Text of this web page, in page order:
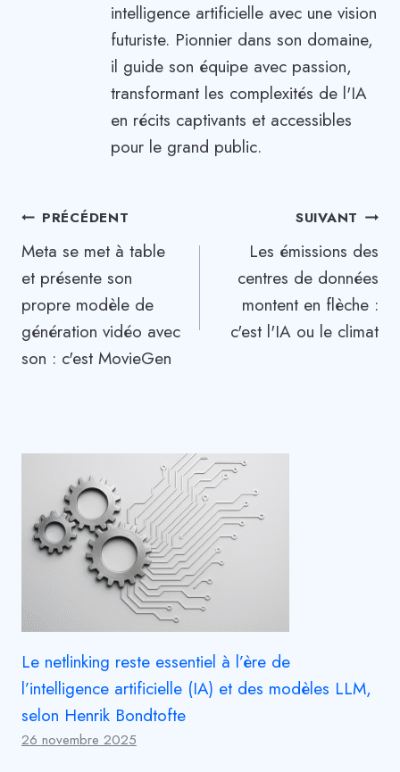
intelligence artificielle avec une vision
futuriste. Pionnier dans son domaine,
il guide son équipe avec passion,
transformant les complexités de l'IA
en récits captivants et accessibles
pour le grand public.
Navigation
de
l’article
PRÉCÉDENT
Meta se met à table
et présente son
propre modèle de
génération vidéo avec
son : c'est MovieGen
SUIVANT
Les émissions des
centres de données
montent en flèche :
c'est l'IA ou le climat
Le netlinking reste essentiel à l’ère de
l’intelligence artificielle (IA) et des modèles LLM,
selon Henrik Bondtofte
26 novembre 2025